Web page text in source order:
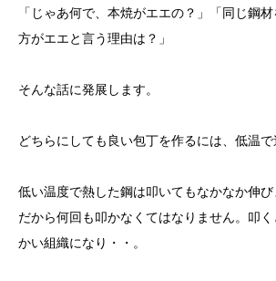
「じゃあ何で、本焼がエエの？」「同じ鋼
方がエエと言う理由は？」
そんな話に発展します。
どちらにしても良い包丁を作るには、低温で
低い温度で熱した鋼は叩いてもなかなか伸び
だから何回も叩かなくてはなりません。叩
かい組織になり・・。